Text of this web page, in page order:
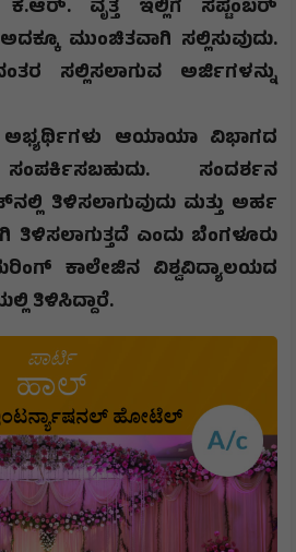
ಕೆ.ಆರ್. ವೃತ್ತ ಇಲ್ಲಿಗೆ ಸೆಪ್ಟೆಂಬರ್
ಮುಂಚಿತವಾಗಿ ಸಲ್ಲಿಸುವುದು.
ಸಲ್ಲಿಸಲಾಗುವ ಅರ್ಜಿಗಳನ್ನು
ಆಯಾಯಾ ವಿಭಾಗದ
ಸಂಪರ್ಕಿಸಬಹುದು. ಸಂದರ್ಶನ
ತಿಳಿಸಲಾಗುವುದು ಮತ್ತು ಅರ್ಹ
ಎಂದು ಬೆಂಗಳೂರು
ಕಾಲೇಜಿನ ವಿಶ್ವವಿದ್ಯಾಲಯದ
ತಿಳಿಸಿದ್ದಾರೆ.